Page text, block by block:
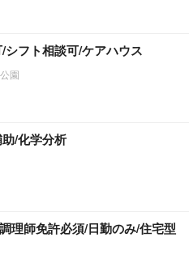
シフト相談可/ケアハウス
園
/化学分析
理師免許必須/日勤のみ/住宅型